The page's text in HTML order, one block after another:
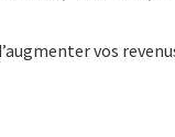
vos